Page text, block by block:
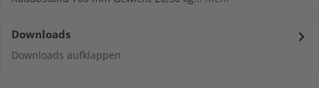
Downloads
Downloads aufklappen